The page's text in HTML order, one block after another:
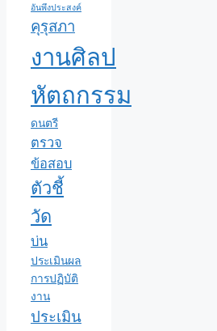
อันพึงประสงค์
คุรุสภา
งานศิลป
หัตถกรรม
ดนตรี
ตรวจ
ข้อสอบ
ตัวชี้
วัด
บ่น
ประเมินผล
การปฏิบัติ
งาน
ประเมิน